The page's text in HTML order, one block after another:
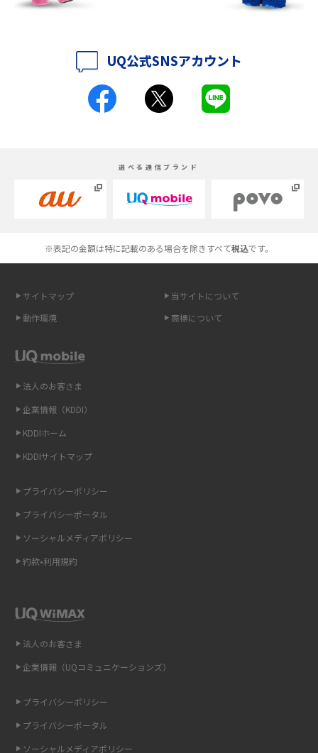
iPhone 16とiPhone 15の違いは？カメラ・スペック・機能を徹底比較
iPhoneの機種変更のやり方は？事前準備・手順やデータ移行方法をわかり
Androidスマホとは？特徴やメリット・デメリット、おススメ機種を紹介
高校生にスマホ制限は必要？所持率やメリット・デメリットを詳しく紹介
トを解説
スマホや携帯端末の通信速度制限とは？回避のコツや解除のタイミング・
LINEの通知がこない時の原因と対処法9選！設定の確認手順も解説
スマホのウィジェットとは？iPhone・Androidの設定方法やおススメを紹
リプライ機能とは？LINE、X（旧Twitter）、Instagram、TikTokで送る方法
インスタのDMの送り方は？便利機能の使い方や注意点をわかりやすく解説
Bluetooth®とは？Wi-Fiとの違いやスマホ・PCとの接続方法を解説
紹介
方法を詳しく解説
UQ公式SNSアカウント
選べる通信ブランド
※表記の金額は特に記載のある場合を除きすべて税込です。
サイトマップ
当サイトについて
動作環境
商標について
法人のお客さま
企業情報（KDDI）
KDDIホーム
KDDIサイトマップ
プライバシーポリシー
プライバシーポータル
ソーシャルメディアポリシー
約款•利用規約
法人のお客さま
企業情報（UQコミュニケーションズ）
プライバシーポリシー
プライバシーポータル
ソーシャルメディアポリシー